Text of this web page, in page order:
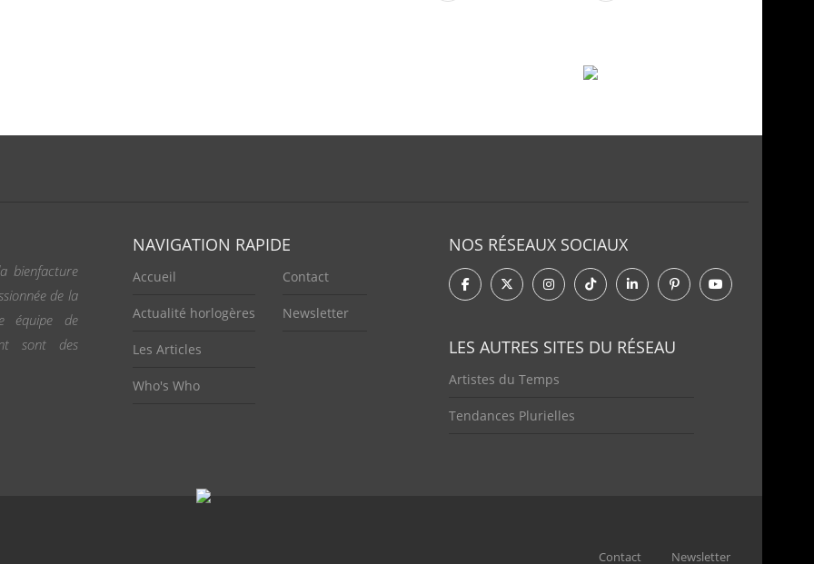
bienfacture
de la
équipe de
sont des
NAVIGATION RAPIDE
Accueil
Actualité horlogères
Les Articles
Who's Who
Contact
Newsletter
NOS RÉSEAUX SOCIAUX
LES AUTRES SITES DU RÉSEAU
Artistes du Temps
Tendances Plurielles
Contact Newsletter